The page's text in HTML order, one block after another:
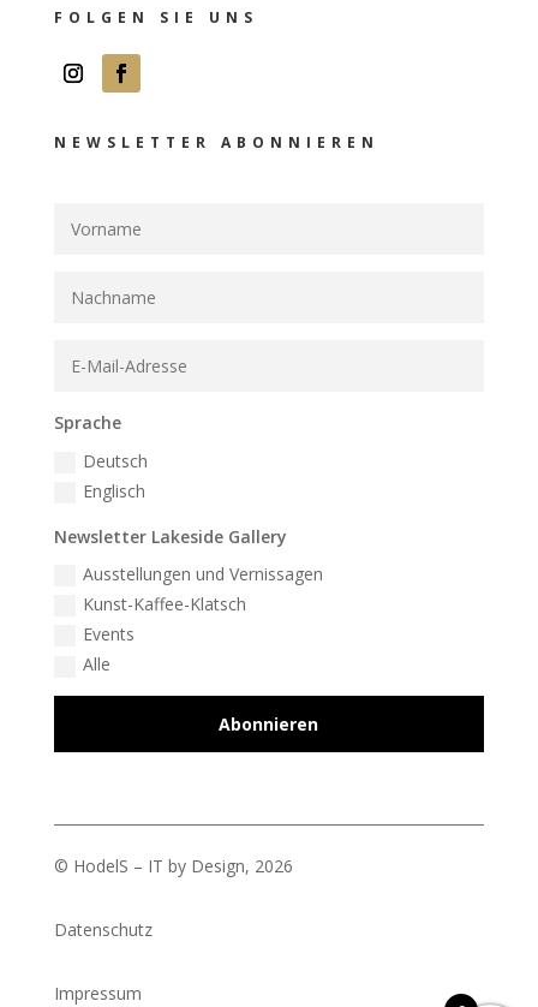
FOLGEN SIE UNS
NEWSLETTER ABONNIEREN
Sprache
Deutsch
Englisch
Newsletter Lakeside Gallery
Ausstellungen und Vernissagen
Kunst-Kaffee-Klatsch
Events
Alle
Abonnieren
© HodelS – IT by Design, 2026
Datenschutz
Impressum